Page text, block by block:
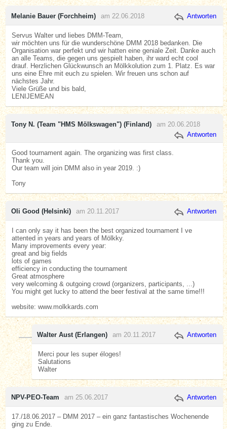
Melanie Bauer (Forchheim) am 22.06.2018 Antworten
Servus Walter und liebes DMM-Team,
wir möchten uns für die wunderschöne DMM 2018 bedanken. Die
Organisation war perfekt und wir hatten eine geniale Zeit. Danke auch
an alle Teams, die gegen uns gespielt haben, ihr ward echt cool
drauf. Herzlichen Glückwunsch an Mölkkolution zum 1. Platz. Es war
uns eine Ehre mit euch zu spielen. Wir freuen uns schon auf
nächstes Jahr.
Viele Grüße und bis bald,
LENIJEMEAN
Tony N. (Team "HMS Mölkswagen") (Finland)
am 20.06.2018
Antworten
Good tournament again. The organizing was first class.
Thank you.
Our team will join DMM also in year 2019. :)
Tony
Oli Good (Helsinki) am 20.11.2017 Antworten
I can only say it has been the best organized tournament I ve
attented in years and years of Mölkky.
Many improvements every year:
great and big fields
lots of games
efficiency in conducting the tournament
Great atmosphere
very welcoming & outgoing crowd (organizers, participants, ...)
You might get lucky to attend the beer festival at the same time!!!
website: www.molkkards.com
Walter Aust (Erlangen) am 20.11.2017 Antworten
Merci pour les super éloges!
Salutations
Walter
NPV-PEO-Team am 25.06.2017 Antworten
17./18.06.2017 – DMM 2017 – ein ganz fantastisches Wochenende
ging zu Ende.